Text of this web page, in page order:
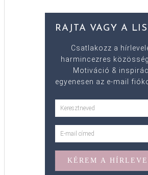
RAJTA VAGY A
Csatlakozz a
harmincezres
Motiváció &
egyenesen az e-mail